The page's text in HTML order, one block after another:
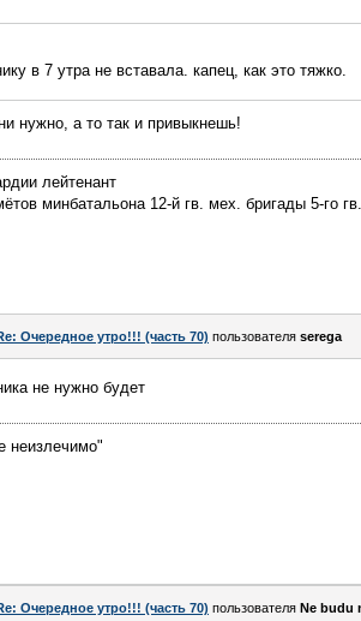
в 7 утра не вставала. капец, как это тяжко.
нужно, а то так и привыкнешь!
лейтенант
минбатальона 12-й гв. мех. бригады 5-го
Очередное утро!!! (часть 70) пользователя serega
не нужно будет
неизлечимо"
Очередное утро!!! (часть 70) пользователя Ne budu